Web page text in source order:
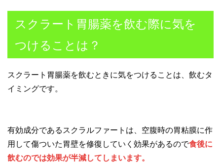
スクラート胃腸薬を飲む際に気を
つけることは？
スクラート胃腸薬を飲むときに気をつけることは、飲むタ
イミングです。
有効成分であるスクラルファートは、空腹時の胃粘膜に作
用して傷ついた胃壁を修復していく効果があるので食後に
飲むのでは効果が半減してしまいます。